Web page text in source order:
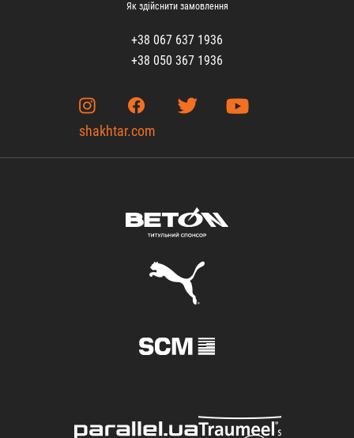
Як здійснити замовлення
+38 067 637 1936
+38 050 367 1936
shakhtar.com